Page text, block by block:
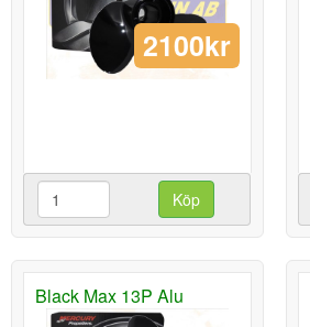
2100kr
Köp
Black Max 13P Alu